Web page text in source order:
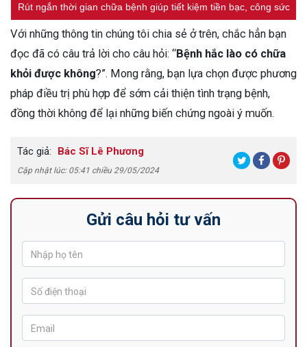
Rút ngắn thời gian chữa bệnh giúp tiết kiệm tiền bạc, công sức
Với những thông tin chúng tôi chia sẻ ở trên, chắc hẳn bạn
đọc đã có câu trả lời cho câu hỏi: “Bệnh hắc lào có chữa
khỏi được không?”. Mong rằng, bạn lựa chọn được phương
pháp điều trị phù hợp để sớm cải thiện tình trạng bệnh,
đồng thời không để lại những biến chứng ngoài ý muốn.
Tác giả: Bác Sĩ Lê Phương
Cập nhật lúc: 05:41 chiều 29/05/2024
Gửi câu hỏi tư vấn